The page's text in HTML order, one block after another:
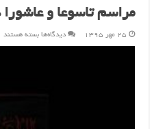
مراسم تاسوعا و
۲۵ مهر ۱۳۹۵ دیدگاه‌هابرای
بسته هستند